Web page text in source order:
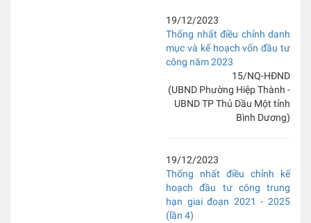
19/12/2023
Thống nhất điều chỉnh danh
mục và kế hoạch vốn đầu tư
công năm 2023
15/NQ-HĐND
(UBND Phường Hiệp Thành -
UBND TP Thủ Dầu Một tỉnh
Bình Dương)
19/12/2023
Thống nhất điều chỉnh kế
hoạch đầu tư công trung
hạn giai đoạn 2021 - 2025
(lần 4)